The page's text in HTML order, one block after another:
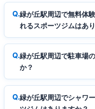
緑が丘駅周辺で無料体
れるスポーツジムはあ
緑が丘駅周辺で駐車場
か？
緑が丘駅周辺でシャワ